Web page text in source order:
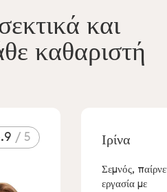
και
καθαριστή
Ιρίνα
Σεμνός,
εργασία με